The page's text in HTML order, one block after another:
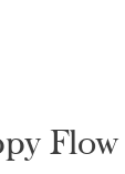
Flow